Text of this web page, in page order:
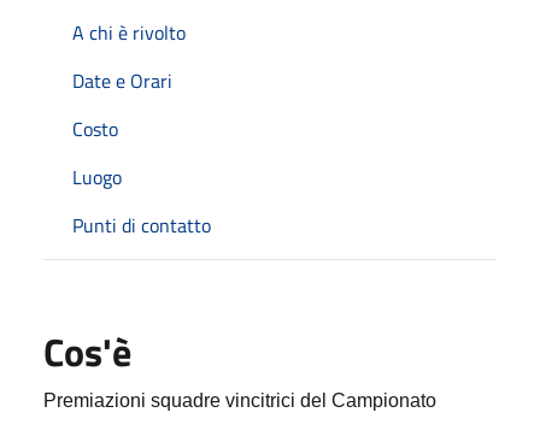
A chi è rivolto
Date e Orari
Costo
Luogo
Punti di contatto
Cos'è
Premiazioni squadre vincitrici del Campionato